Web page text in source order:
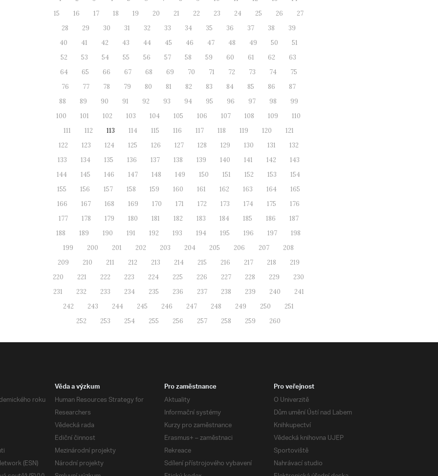
15
16 17 18 19 20 21 22 23 24 25 26
27
28
29 30 31 32 33 34 35 36 37 38
39
40
41 42 43 44 45 46 47 48 49 50
51
52
53 54 55 56 57 58 59 60 61 62
63
64
65 66 67 68 69 70 71 72 73 74
75
76
77 78 79 80 81 82 83 84 85 86
87
88
89 90 91 92 93 94 95 96 97 98
99
100
101 102 103 104 105 106 107 108 109
110
111
112 113 114 115 116 117 118 119 120
121
122
123 124 125 126 127 128 129 130 131
132
133
134 135 136 137 138 139 140 141 142
143
144
145 146 147 148 149 150 151 152 153
154
155
156 157 158 159 160 161 162 163 164
165
166
167 168 169 170 171 172 173 174 175
176
177
178 179 180 181 182 183 184 185 186
187
188
189 190 191 192 193 194 195 196 197
198
199
200 201 202 203 204 205 206 207
208
209
210 211 212 213 214 215 216 217 218
219
220
221 222 223 224 225 226 227 228 229
230
231
232 233 234 235 236 237 238 239 240
241
242
243 244 245 246 247 248 249 250
251
252
253 254 255 256 257 258 259 260
roku
(ESN)
Věda a výzkum
Human Resources Strategy for
Researchers
Vědecká rada
Ediční činnost
Mezinárodní projekty
Národní projekty
Pro zaměstnance
Aktuality
Informační systémy
Kurzy pro zaměstnance
Erasmus+ – zaměstnaci
Rekreace
Sdílení přístrojového vybavení
Pro veřejnost
O Univerzitě
Dům umění Ústí nad Labem
Knihkupectví
Vědecká knihovna UJEP
Sportoviště
Nahrávací studio